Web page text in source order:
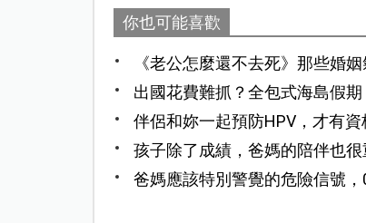
你也可能喜歡
《老公怎麼還不去死》那些婚
誰」，而是「我們怎麼並肩走
出國花費難抓？全包式海島假
伴侶和妳一起預防HPV，才有資
孩子除了成績，爸媽的陪伴也
爸媽應該特別警覺的危險信號